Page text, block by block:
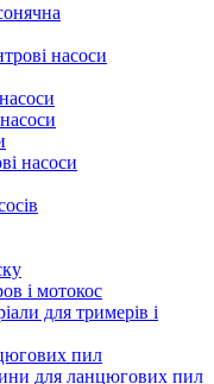
насоси
насоси
і мотокос
для тримерів і
пил
для ланцюгових пил